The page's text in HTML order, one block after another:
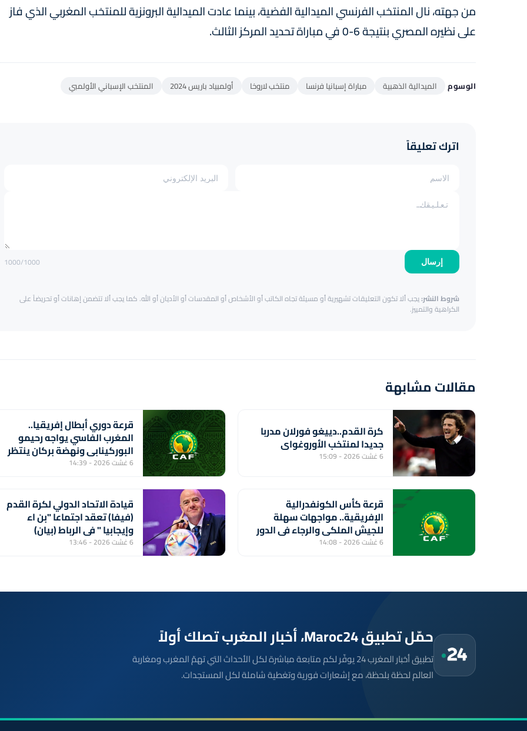
من جهته، نال المنتخب الفرنسي الميدالية الفضية، بينما عادت الميدالية البرونزية للمنتخب المغربي الذي فاز
على نظيره المصري بنتيجة 6-0 في مباراة تحديد المركز الثالث.
الوسوم الميدالية الذهبية مباراة إسبانيا فرنسا منتخب لاروخا أولمبياد باريس 2024 المنتخب الإسباني الأولمبي
اترك تعليقاً
إرسال 1000/1000
شروط النشر:يجب ألا تكون التعليقات تشهيرية أو مسيئة تجاه الكاتب أو الأشخاص أو المقدسات أو الأديان أو الله. كما يجب ألا تتضمن إهانات أو تحريضاً على
الكراهية والتمييز.
مقالات مشابهة
كرة القدم..دييغو فورلان مدربا
جديدا لمنتخب الأوروغواي
6 غشت 2026 - 15:09
قرعة دوري أبطال إفريقيا..
المغرب الفاسي يواجه رحيمو
البوركينابي ونهضة بركان ينتظر
الفائز من مباراة ستار سبور
6 غشت 2026 - 14:39
قرعة كأس الكونفدرالية
الإفريقية.. مواجهات سهلة
للجيش الملكي والرجاء في الدور
التمهيدي الثاني
6 غشت 2026 - 14:08
قيادة الاتحاد الدولي لكرة القدم
(فيفا) تعقد اجتماعا "بن اء
وإيجابيا " في الرباط (بيان)
6 غشت 2026 - 13:46
حمّل تطبيق Maroc24، أخبار المغرب تصلك أولاً
تطبيق أخبار المغرب 24 يوفّر لكم متابعة مباشرة لكل الأحداث التي تهمّ المغرب ومغاربة
العالم لحظة بلحظة، مع إشعارات فورية وتغطية شاملة لكل المستجدات.